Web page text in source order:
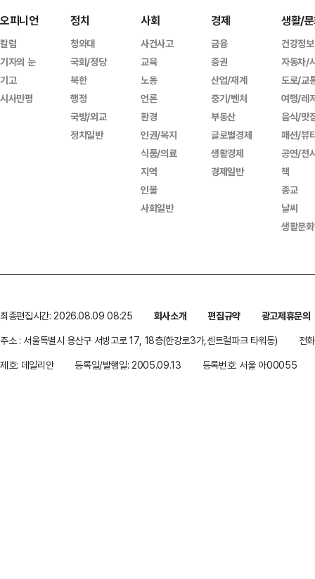
오피니언
칼럼
기자의 눈
기고
시사만평
정치
청와대
국회/정당
북한
행정
국방/외교
정치일반
사회
사건사고
교육
노동
언론
환경
인권/복지
식품/의료
지역
인물
사회일반
경제
금융
증권
산업/재계
중기/벤처
부동산
글로벌경제
생활경제
경제일반
생활/
건강정보
자동차/
도로/교
여행/레
음식/맛
패션/뷰
공연/전
책
종교
날씨
생활문
최종편집시간: 2026.08.09 08:25 회사소개 편집규약
광고제휴문의
주소 : 서울특별시 용산구 서빙고로 17, 18층(한강로3가,센트럴파크 타워동)
전
제호: 데일리안
등록일/발행일: 2005.09.13 등록번호: 서울 아00055